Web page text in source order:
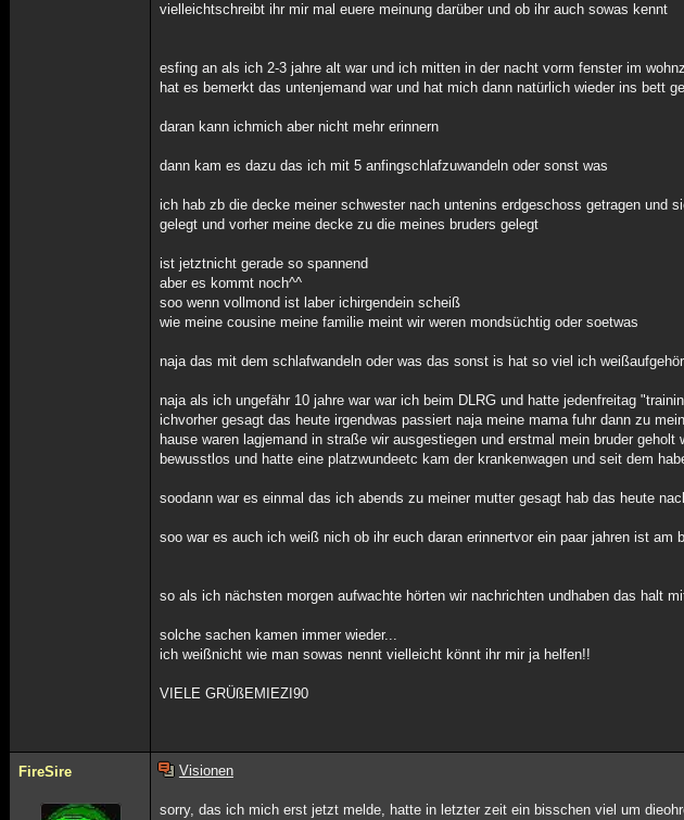
vielleichtschreibt ihr mir mal euere meinung darüber und ob ihr auch sowas kennt
esfing an als ich 2-3 jahre alt war und ich mitten in der nacht vorm fenster im
hat es bemerkt das untenjemand war und hat mich dann natürlich wieder ins bett
daran kann ichmich aber nicht mehr erinnern
dann kam es dazu das ich mit 5 anfingschlafzuwandeln oder sonst was
ich hab zb die decke meiner schwester nach untenins erdgeschoss getragen und
gelegt und vorher meine decke zu die meines bruders gelegt
ist jetztnicht gerade so spannend
aber es kommt noch^^
soo wenn vollmond ist laber ichirgendein scheiß
wie meine cousine meine familie meint wir weren mondsüchtig oder soetwas
naja das mit dem schlafwandeln oder was das sonst is hat so viel ich
naja als ich ungefähr 10 jahre war war ich beim DLRG und hatte jedenfreitag
ichvorher gesagt das heute irgendwas passiert naja meine mama fuhr dann zu
hause waren lagjemand in straße wir ausgestiegen und erstmal mein bruder
bewusstlos und hatte eine platzwundeetc kam der krankenwagen und seit dem
soodann war es einmal das ich abends zu meiner mutter gesagt hab das heute
soo war es auch ich weiß nich ob ihr euch daran erinnertvor ein paar jahren ist
so als ich nächsten morgen aufwachte hörten wir nachrichten undhaben das halt
solche sachen kamen immer wieder...
ich weißnicht wie man sowas nennt vielleicht könnt ihr mir ja helfen!!
VIELE GRÜßEMIEZI90
FireSire Visionen
sorry, das ich mich erst jetzt melde, hatte in letzter zeit ein bisschen viel um